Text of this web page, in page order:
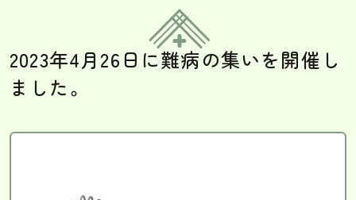
2023年4月26日に難病の集いを開催し
ました。